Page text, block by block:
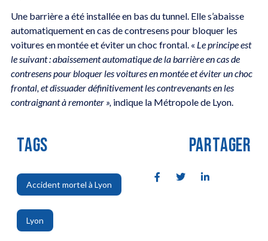
Une barrière a été installée en bas du tunnel. Elle s’abaisse
automatiquement en cas de contresens pour bloquer les
voitures en montée et éviter un choc frontal. « Le principe est
le suivant : abaissement automatique de la barrière en cas de
contresens pour bloquer les voitures en montée et éviter un choc
frontal, et dissuader définitivement les contrevenants en les
contraignant à remonter »,indique la Métropole de Lyon.
TAGS
Accident mortel à Lyon
,
Lyon
,
PARTAGER